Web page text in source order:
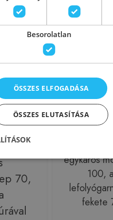
-32%
áron!
Blend
70,
Raktáron
Még 5 db
egykaros
100,
fekete
Besorolatlan
ÖSSZES ELFOGADÁSA
ÖSSZES ELUTASÍTÁSA